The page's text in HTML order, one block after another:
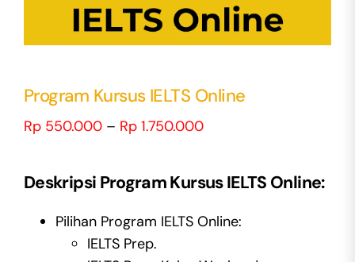
Program Kursus IELTS Online
Rp 550.000 – Rp 1.750.000Price
through
Rp 1.750.000
Deskripsi Program Kursus IELTS Online:
Pilihan Program IELTS Online:
IELTS Prep.